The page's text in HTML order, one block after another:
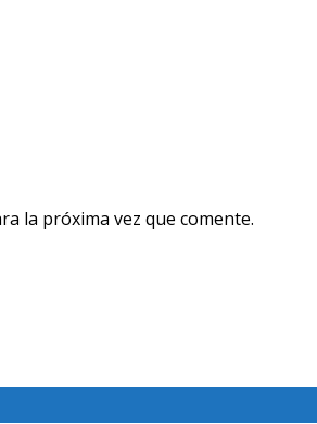
la próxima vez que comente.